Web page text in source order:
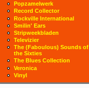
Popzamelwerk
Record Collector
Rockville International
Smilin' Ears
Stripweekbladen
Televizier
The (Faboulous) Sounds of
the Sixties
The Blues Collection
Veronica
Vinyl